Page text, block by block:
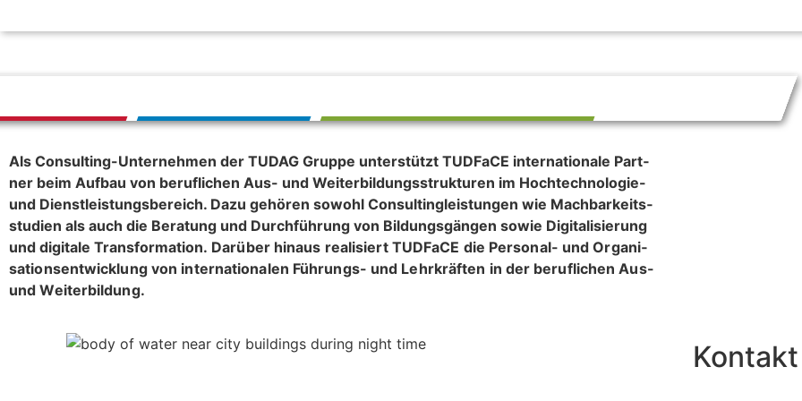
Als Con­sul­ting-Unter­neh­men der TUDAG Gruppe unter­stützt TUD­FaCE inter­na­tio­nale Part­
ner beim Auf­bau von beruf­li­chen Aus- und Wei­ter­bil­dungs­struk­tu­ren im Hoch­tech­no­lo­gie-
und Dienst­leis­tungs­be­reich. Dazu gehö­ren sowohl Con­sul­ting­leis­tun­gen wie Mach­bar­keits­
stu­dien als auch die Bera­tung und Durch­füh­rung von Bil­dungs­gän­gen sowie Digi­ta­li­sie­rung
und digi­tale Trans­for­ma­tion. Dar­über hin­aus rea­li­siert TUD­FaCE die Per­so­nal- und Orga­ni­
sa­ti­ons­ent­wick­lung von inter­na­tio­na­len Füh­rungs- und Lehr­kräf­ten in der beruf­li­chen Aus-
und Weiterbildung.
Kontakt